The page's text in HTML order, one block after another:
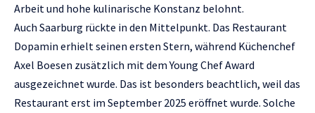
Arbeit und hohe kulinarische Konstanz belohnt.
Auch Saarburg rückte in den Mittelpunkt. Das Restaurant
Dopamin erhielt seinen ersten Stern, während Küchenchef
Axel Boesen zusätzlich mit dem Young Chef Award
ausgezeichnet wurde. Das ist besonders beachtlich, weil das
Restaurant erst im September 2025 eröffnet wurde. Solche